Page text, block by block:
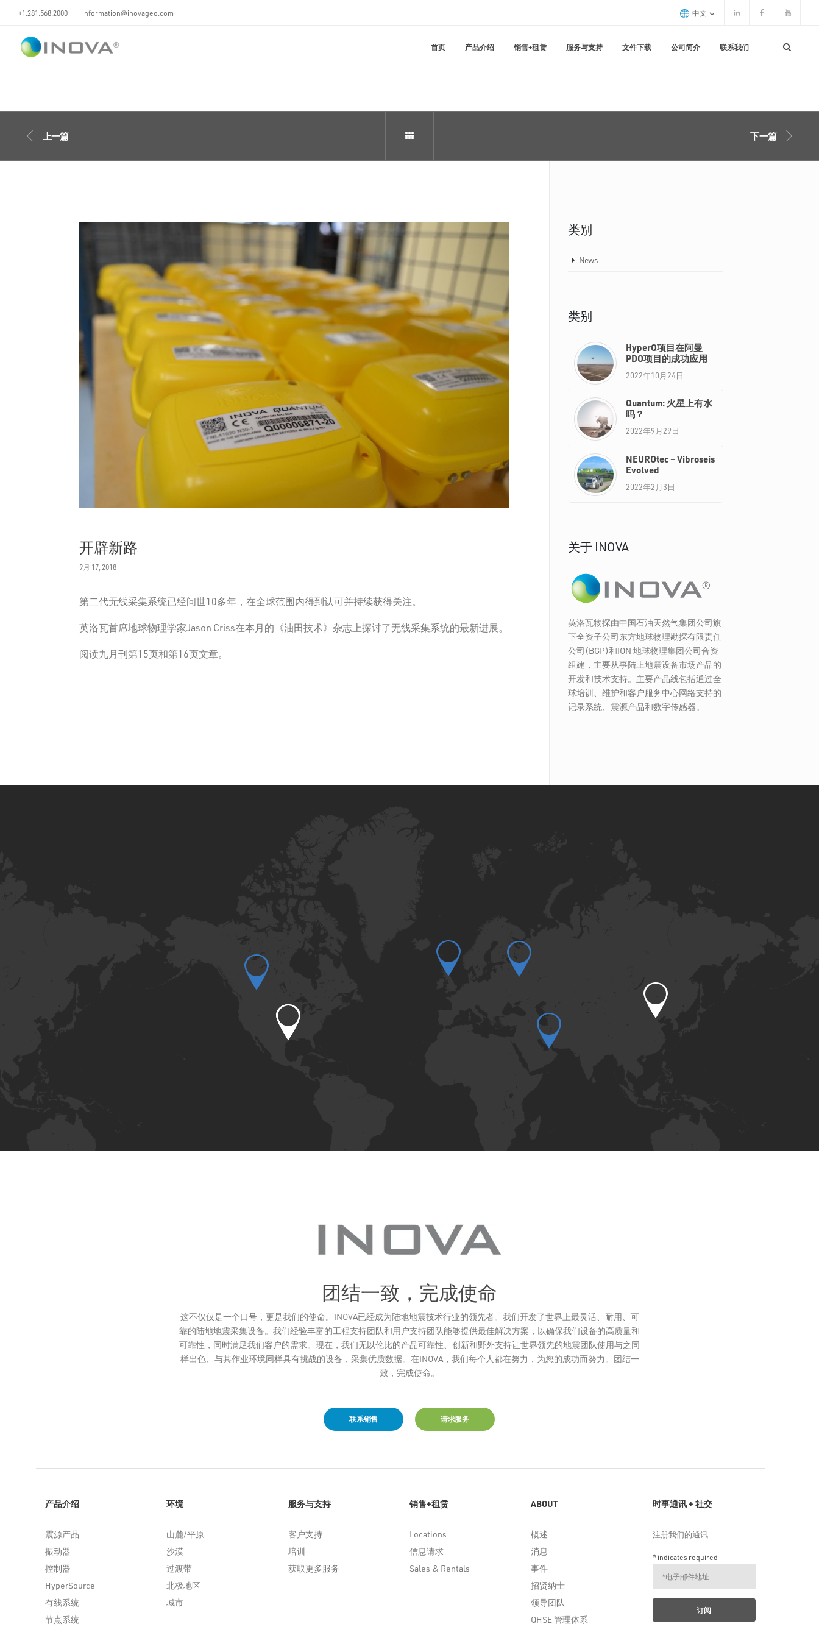
+1.281.568.2000 information@inovageo.com 中文
首页 产品介绍 销售+租赁 服务与支持 文件下载 公司简介 联系我们
上一篇 下一篇
开辟新路
9月 17, 2018
第二代无线采集系统已经问世10多年，在全球范围内得到认可并持续获得关注。
英洛瓦首席地球物理学家Jason Criss在本月的《油田技术》杂志上探讨了无线采集系统的最新进展。
阅读九月刊第15页和第16页文章。
类别
News
类别
HyperQ项目在阿曼
PDO项目的成功应用
2022年10月24日
Quantum: 火星上有水
吗？
2022年9月29日
NEUROtec – Vibroseis
Evolved
2022年2月3日
关于 INOVA
英洛瓦物探由中国石油天然气集团公司旗
下全资子公司东方地球物理勘探有限责任
公司(BGP)和ION 地球物理集团公司合资
组建，主要从事陆上地震设备市场产品的
开发和技术支持。主要产品线包括通过全
球培训、维护和客户服务中心网络支持的
记录系统、震源产品和数字传感器。
团结一致，完成使命
这不仅仅是一个口号，更是我们的使命。INOVA已经成为陆地地震技术行业的领先者。我们开发了世界上最灵活、耐用、可
靠的陆地地震采集设备。我们经验丰富的工程支持团队和用户支持团队能够提供最佳解决方案，以确保我们设备的高质量和
可靠性，同时满足我们客户的需求。现在，我们无以伦比的产品可靠性、创新和野外支持让世界领先的地震团队使用与之同
样出色、与其作业环境同样具有挑战的设备，采集优质数据。在INOVA，我们每个人都在努力，为您的成功而努力。团结一
致，完成使命。
联系销售 请求服务
产品介绍
震源产品
振动器
控制器
HyperSource
有线系统
节点系统
环境
山麓/平原
沙漠
过渡带
北极地区
城市
服务与支持
客户支持
培训
获取更多服务
销售+租赁
Locations
信息请求
Sales & Rentals
ABOUT
概述
消息
事件
招贤纳士
领导团队
QHSE 管理体系
时事通讯 + 社交
注册我们的通讯
*indicates required